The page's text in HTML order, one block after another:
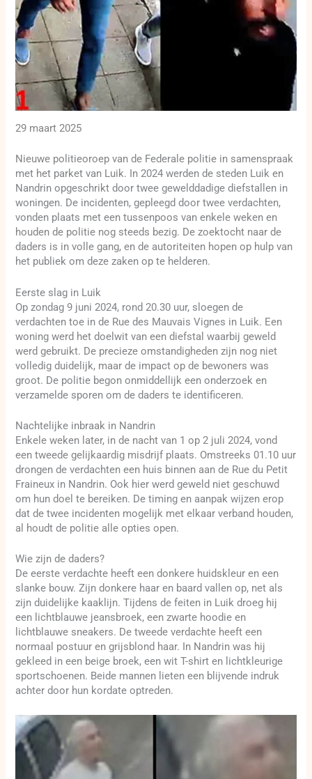
29 maart 2025
Nieuwe politieoroep van de Federale politie in samenspraak
met het parket van Luik. In 2024 werden de steden Luik en
Nandrin opgeschrikt door twee gewelddadige diefstallen in
woningen. De incidenten, gepleegd door twee verdachten,
vonden plaats met een tussenpoos van enkele weken en
houden de politie nog steeds bezig. De zoektocht naar de
daders is in volle gang, en de autoriteiten hopen op hulp van
het publiek om deze zaken op te helderen.
Eerste slag in Luik
Op zondag 9 juni 2024, rond 20.30 uur, sloegen de
verdachten toe in de Rue des Mauvais Vignes in Luik. Een
woning werd het doelwit van een diefstal waarbij geweld
werd gebruikt. De precieze omstandigheden zijn nog niet
volledig duidelijk, maar de impact op de bewoners was
groot. De politie begon onmiddellijk een onderzoek en
verzamelde sporen om de daders te identificeren.
Nachtelijke inbraak in Nandrin
Enkele weken later, in de nacht van 1 op 2 juli 2024, vond
een tweede gelijkaardig misdrijf plaats. Omstreeks 01.10 uur
drongen de verdachten een huis binnen aan de Rue du Petit
Fraineux in Nandrin. Ook hier werd geweld niet geschuwd
om hun doel te bereiken. De timing en aanpak wijzen erop
dat de twee incidenten mogelijk met elkaar verband houden,
al houdt de politie alle opties open.
Wie zijn de daders?
De eerste verdachte heeft een donkere huidskleur en een
slanke bouw. Zijn donkere haar en baard vallen op, net als
zijn duidelijke kaaklijn. Tijdens de feiten in Luik droeg hij
een lichtblauwe jeansbroek, een zwarte hoodie en
lichtblauwe sneakers. De tweede verdachte heeft een
normaal postuur en grijsblond haar. In Nandrin was hij
gekleed in een beige broek, een wit T-shirt en lichtkleurige
sportschoenen. Beide mannen lieten een blijvende indruk
achter door hun kordate optreden.